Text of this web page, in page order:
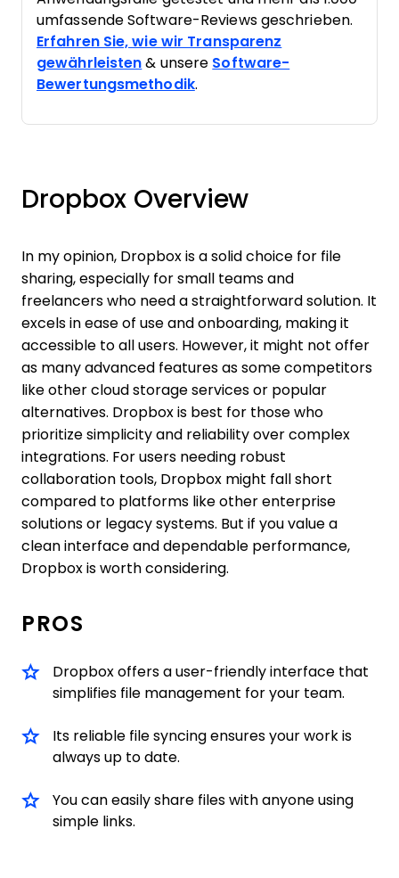
umfassende Software-Reviews geschrieben.
Erfahren Sie, wie wir Transparenz
gewährleisten & unsere Software-
Bewertungsmethodik.
Dropbox Overview
In my opinion, Dropbox is a solid choice for file
sharing, especially for small teams and
freelancers who need a straightforward solution. It
excels in ease of use and onboarding, making it
accessible to all users. However, it might not offer
as many advanced features as some competitors
like other cloud storage services or popular
alternatives. Dropbox is best for those who
prioritize simplicity and reliability over complex
integrations. For users needing robust
collaboration tools, Dropbox might fall short
compared to platforms like other enterprise
solutions or legacy systems. But if you value a
clean interface and dependable performance,
Dropbox is worth considering.
PROS
Dropbox offers a user-friendly interface that
simplifies file management for your team.
Its reliable file syncing ensures your work is
always up to date.
You can easily share files with anyone using
simple links.